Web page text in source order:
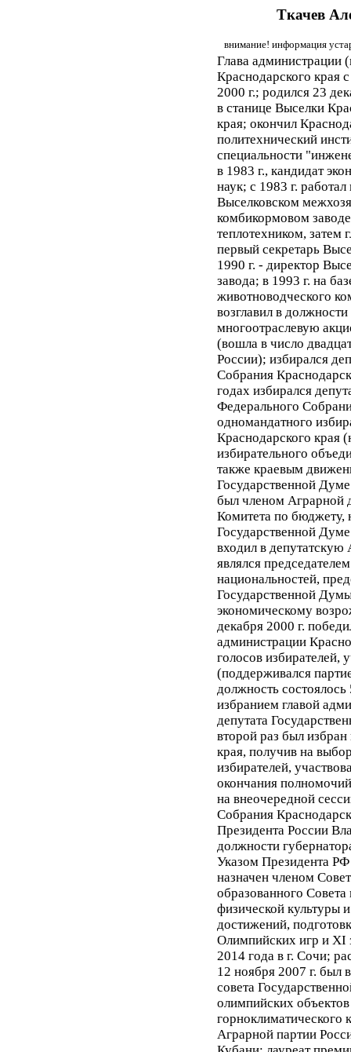
Ткачев
внимание! информация
Глава администрации
Краснодарского края
2000 г.; родился 23
в станице Выселки
края; окончил
политехнический
специальности
в 1983 г., кандидат
наук; с 1983 г. работал
Выселковском
комбикормовом заводе
теплотехником,
первый секретарь
1990 г. - директор
завода; в 1993 г. на
животноводческого
возглавил в
многоотраслевую
(вошла в число
России); избирался
Собрания
годах избирался
Федерального
одномандатного
Краснодарского края
избирательного
также краевым
Государственной
был членом Аграрной
Комитета по бюджету,
Государственной
входил в
являлся
национальностей,
Государственной
экономическому
декабря 2000 г.
администрации
голосов избирателей,
(поддерживался
должность состоялось
избранием главой
депутата
второй раз был
края, получив на
избирателей,
окончания
на внеочередной
Собрания
Президента России
должности
Указом Президента РФ
назначен членом
образованного
физической культуры
достижений,
Олимпийских игр и XI
2014 года в г. Сочи;
12 ноября 2007 г. был
совета
олимпийских
горноклиматического
Аграрной партии